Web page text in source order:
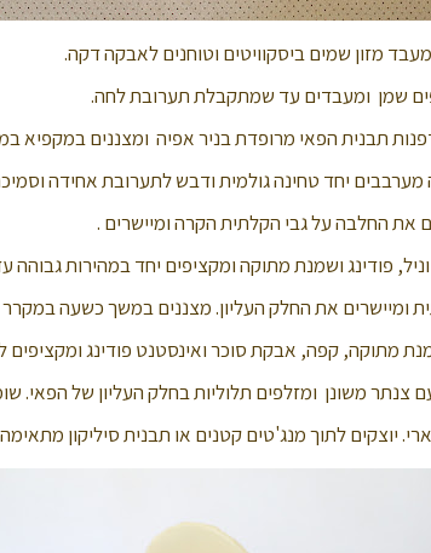
מזון שמים ביסקוויטים וטוחנים לאבקה דקה.
שמן ומעבדים עד שמתקבלת תערובת לחה.
תבנית הפאי מרופדת בניר אפיה ומצננים במקפיא
יחד טחינה גולמית ודבש לתערובת אחידה
את החלבה על גבי הקלתית הקרה ומיישרים .
פודינג ושמנת מתוקה ומקציפים יחד במהירות
ומיישרים את החלק העליון. מצננים במשך כשעה במקרר
מתוקה, קפה, אבקת סוכר ואינסטנט פודינג ומקציפים
צנתר משונן ומזלפים תלוליות בחלק העליון של הפאי.
יוצקים לתוך מנג'טים קטנים או תבנית סיליקון